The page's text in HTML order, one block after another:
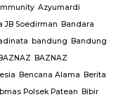
Azyumardi
JB Soedirman Bandara
bandung Bandung
BAZNAZ
Bencana Alama Berita
Polsek Patean Bibir